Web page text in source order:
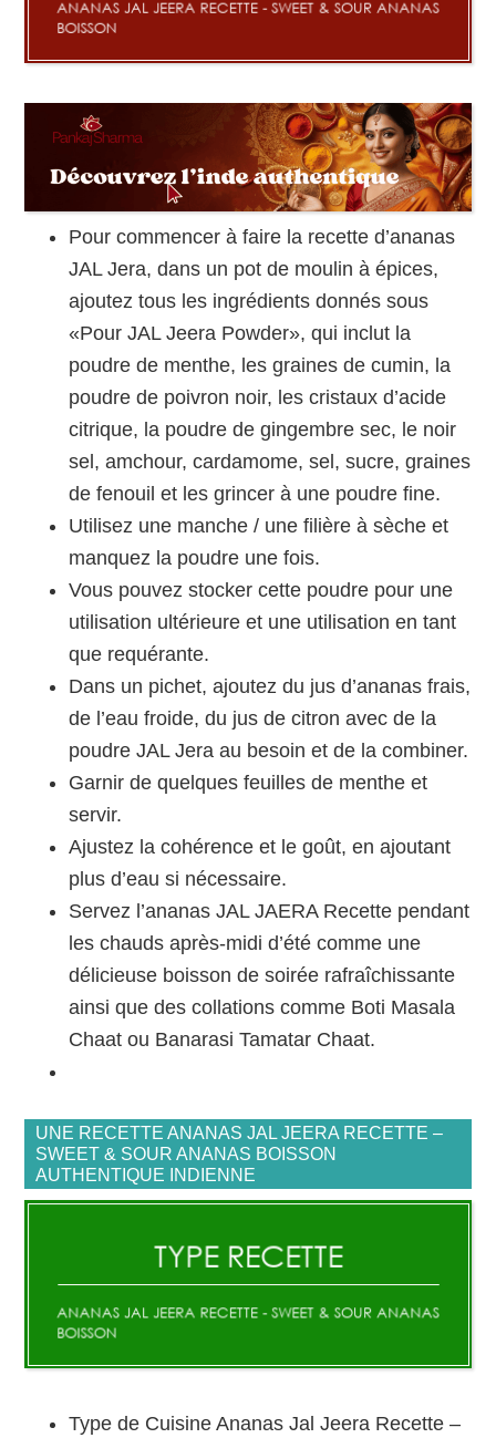
Pour commencer à faire la recette d’ananas
JAL Jera, dans un pot de moulin à épices,
ajoutez tous les ingrédients donnés sous
«Pour JAL Jeera Powder», qui inclut la
poudre de menthe, les graines de cumin, la
poudre de poivron noir, les cristaux d’acide
citrique, la poudre de gingembre sec, le noir
sel, amchour, cardamome, sel, sucre, graines
de fenouil et les grincer à une poudre fine.
Utilisez une manche / une filière à sèche et
manquez la poudre une fois.
Vous pouvez stocker cette poudre pour une
utilisation ultérieure et une utilisation en tant
que requérante.
Dans un pichet, ajoutez du jus d’ananas frais,
de l’eau froide, du jus de citron avec de la
poudre JAL Jera au besoin et de la combiner.
Garnir de quelques feuilles de menthe et
servir.
Ajustez la cohérence et le goût, en ajoutant
plus d’eau si nécessaire.
Servez l’ananas JAL JAERA Recette pendant
les chauds après-midi d’été comme une
délicieuse boisson de soirée rafraîchissante
ainsi que des collations comme Boti Masala
Chaat ou Banarasi Tamatar Chaat.
UNE RECETTE ANANAS JAL JEERA RECETTE –
SWEET & SOUR ANANAS BOISSON
AUTHENTIQUE INDIENNE
Type de Cuisine Ananas Jal Jeera Recette –